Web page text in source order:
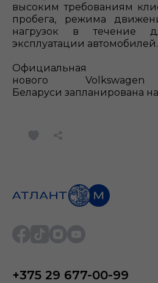
высоким требованиям
пробега, режима
нагрузок в течение
эксплуатации автомобилей.
Официальная
нового
Беларуси запланирована
+375 29 677-00-99